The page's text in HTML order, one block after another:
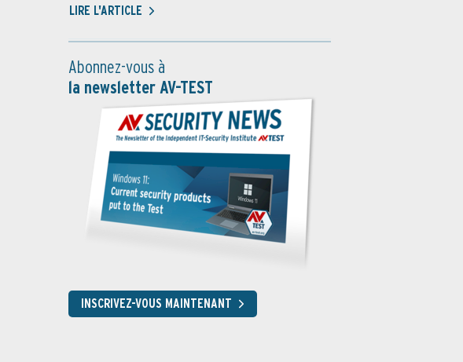
LIRE L'ARTICLE
Abonnez-vous à
la newsletter AV-TEST
INSCRIVEZ-VOUS MAINTENANT